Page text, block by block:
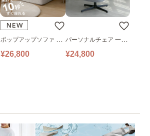
ポップアップソファ ソ
ファ フロアソファ 幅10
¥26,800
パーソナルチェア 一人
掛けソファ O’HANA ソ
¥24,800